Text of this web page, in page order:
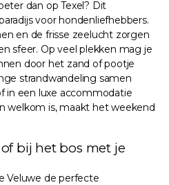
dan op Texel? Dit
voor hondenliefhebbers.
en de frisse zeelucht zorgen
sfeer. Op veel plekken mag je
door het zand of pootje
strandwandeling samen
in een luxe accommodatie
welkom is, maakt het weekend
bij het bos met je
Veluwe de perfecte